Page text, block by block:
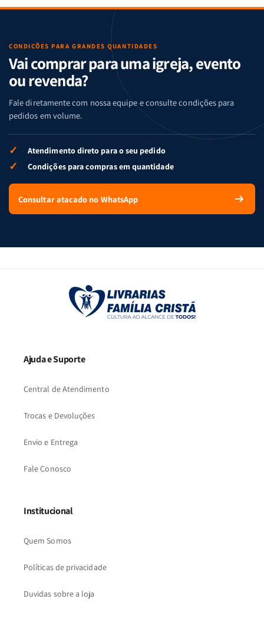
CONDIÇÕES PARA GRANDES QUANTIDADES
Vai comprar para uma igreja, evento
ou revenda?
Fale diretamente com nossa equipe e consulte condições para
pedidos em volume.
✓ Atendimento direto para o seu pedido
✓ Condições para compras em quantidade
Consultar atacado no WhatsApp
Ajuda e Suporte
Central de Atendimento
Trocas e Devoluções
Envio e Entrega
Fale Conosco
Institucional
Quem Somos
Políticas de privacidade
Duvidas sobre a loja